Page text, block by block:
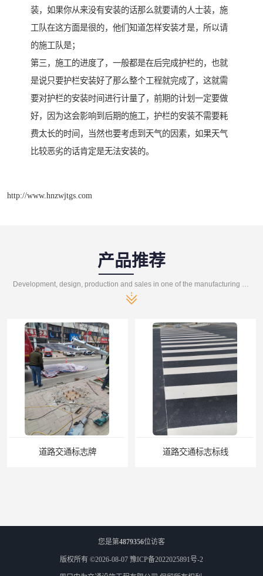
装，如果你从来没有安装的话那么就要请的人士装，施
工队在这方面是很的，他们知道怎样安装才是，所以请
的施工队是；
第三，施工的进度了，一般都是在后完成护栏的，也就
是说只要护栏安装好了那么整个工程就完成了，这就需
要对护栏的安装时间进行计量了，前期的计划一定要做
好，因为这会影响到后期的施工，护栏的安装不需要耗
费太长的时间，当然也要考虑到天气的因素，如果天气
比较恶劣的话肯定是无法安装的。
http://www.hnzwjtgs.com
产品推荐
道路交通标志标线
您是第4879356位访客
版权所有 ©2026-08-07 豫ICP备2022025891号-2